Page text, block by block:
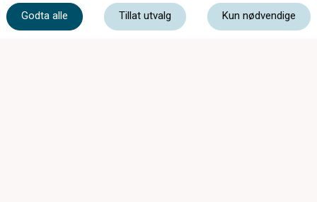
Godta alle Tillat utvalg Kun nødvendige